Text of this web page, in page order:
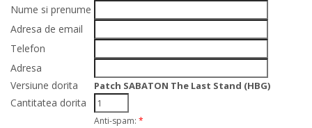
Nume si prenume
Adresa de email
Telefon
Adresa
Versiune dorita
Patch SABATON The Last Stand (HBG)
Cantitatea dorita
Anti-spam: *